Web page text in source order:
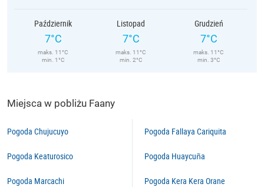
Październik
7°C
maks. 11°C
min. 1°C
Listopad
7°C
maks. 11°C
min. 2°C
Grudzień
7°C
maks. 11°C
min. 3°C
Miejsca w pobliżu Faany
Pogoda Chujucuyo
Pogoda Keaturosico
Pogoda Marcachi
Pogoda Fallaya Cariquita
Pogoda Huaycuña
Pogoda Kera Kera Orane